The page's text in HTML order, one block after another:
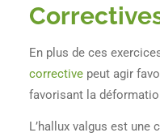
En plus de ces
corrective peut agir
favorisant la
L’hallux valgus est une